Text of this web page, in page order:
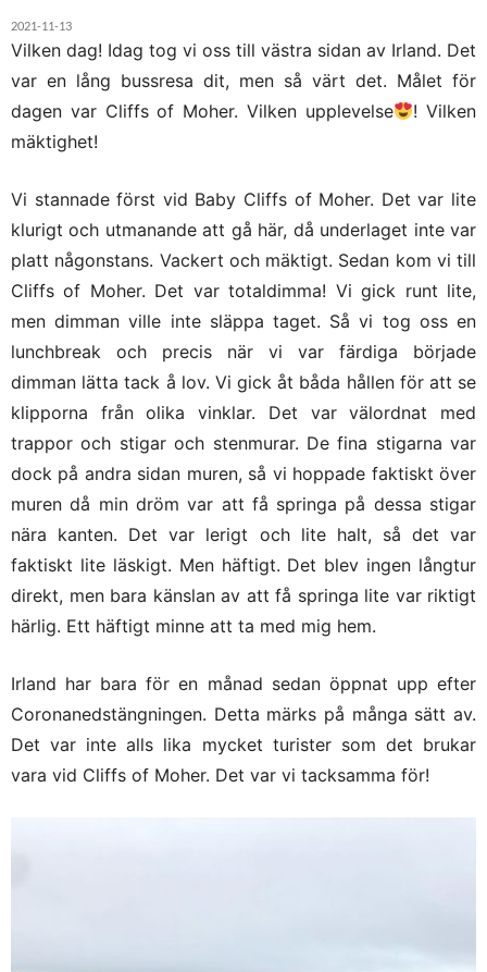
2021-11-13
Vilken dag! Idag tog vi oss till västra sidan av Irland. Det
var en lång bussresa dit, men så värt det. Målet för
dagen var Cliffs of Moher. Vilken upplevelse
! Vilken
mäktighet!
Vi stannade först vid Baby Cliffs of Moher. Det var lite
klurigt och utmanande att gå här, då underlaget inte var
platt någonstans. Vackert och mäktigt. Sedan kom vi till
Cliffs of Moher. Det var totaldimma! Vi gick runt lite,
men dimman ville inte släppa taget. Så vi tog oss en
lunchbreak och precis när vi var färdiga började
dimman lätta tack å lov. Vi gick åt båda hållen för att se
klipporna från olika vinklar. Det var välordnat med
trappor och stigar och stenmurar. De fina stigarna var
dock på andra sidan muren, så vi hoppade faktiskt över
muren då min dröm var att få springa på dessa stigar
nära kanten. Det var lerigt och lite halt, så det var
faktiskt lite läskigt. Men häftigt. Det blev ingen långtur
direkt, men bara känslan av att få springa lite var riktigt
härlig. Ett häftigt minne att ta med mig hem.
Irland har bara för en månad sedan öppnat upp efter
Coronanedstängningen. Detta märks på många sätt av.
Det var inte alls lika mycket turister som det brukar
vara vid Cliffs of Moher. Det var vi tacksamma för!